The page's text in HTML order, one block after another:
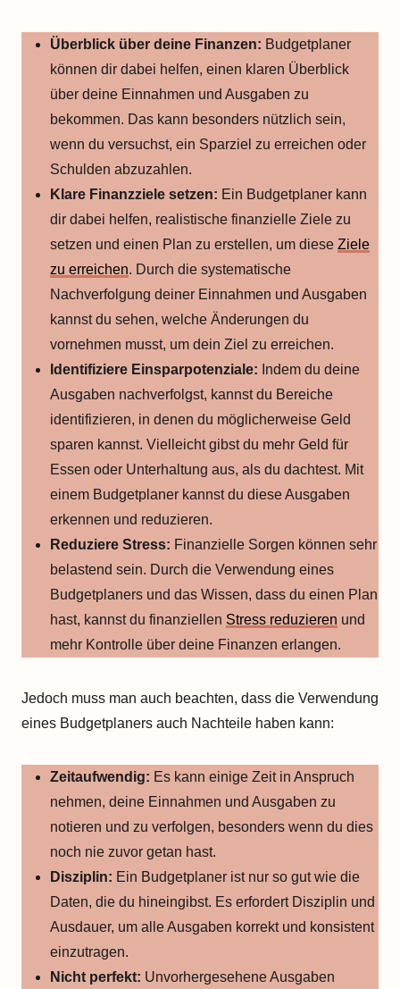
Überblick über deine Finanzen: Budgetplaner
können dir dabei helfen, einen klaren Überblick
über deine Einnahmen und Ausgaben zu
bekommen. Das kann besonders nützlich sein,
wenn du versuchst, ein Sparziel zu erreichen oder
Schulden abzuzahlen.
Klare Finanzziele setzen: Ein Budgetplaner kann
dir dabei helfen, realistische finanzielle Ziele zu
setzen und einen Plan zu erstellen, um diese Ziele
zu erreichen. Durch die systematische
Nachverfolgung deiner Einnahmen und Ausgaben
kannst du sehen, welche Änderungen du
vornehmen musst, um dein Ziel zu erreichen.
Identifiziere Einsparpotenziale: Indem du deine
Ausgaben nachverfolgst, kannst du Bereiche
identifizieren, in denen du möglicherweise Geld
sparen kannst. Vielleicht gibst du mehr Geld für
Essen oder Unterhaltung aus, als du dachtest. Mit
einem Budgetplaner kannst du diese Ausgaben
erkennen und reduzieren.
Reduziere Stress: Finanzielle Sorgen können sehr
belastend sein. Durch die Verwendung eines
Budgetplaners und das Wissen, dass du einen Plan
hast, kannst du finanziellen Stress reduzieren und
mehr Kontrolle über deine Finanzen erlangen.
Jedoch muss man auch beachten, dass die Verwendung
eines Budgetplaners auch Nachteile haben kann:
Zeitaufwendig: Es kann einige Zeit in Anspruch
nehmen, deine Einnahmen und Ausgaben zu
notieren und zu verfolgen, besonders wenn du dies
noch nie zuvor getan hast.
Disziplin: Ein Budgetplaner ist nur so gut wie die
Daten, die du hineingibst. Es erfordert Disziplin und
Ausdauer, um alle Ausgaben korrekt und konsistent
einzutragen.
Nicht perfekt: Unvorhergesehene Ausgaben